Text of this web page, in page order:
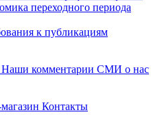
переходного периода
к публикациям
Наши комментарии СМИ о нас
Контакты